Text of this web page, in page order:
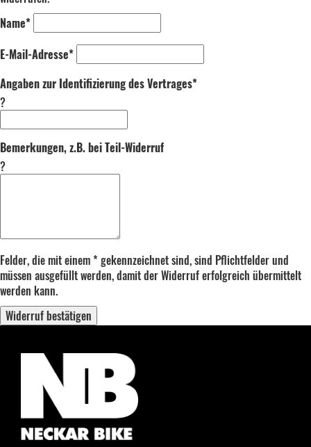
Name*
E-Mail-Adresse*
Angaben zur Identifizierung des Vertrages*
?
Bemerkungen, z.B. bei Teil-Widerruf
?
Felder, die mit einem * gekennzeichnet sind, sind Pflichtfelder und
müssen ausgefüllt werden, damit der Widerruf erfolgreich übermittelt
werden kann.
Widerruf bestätigen